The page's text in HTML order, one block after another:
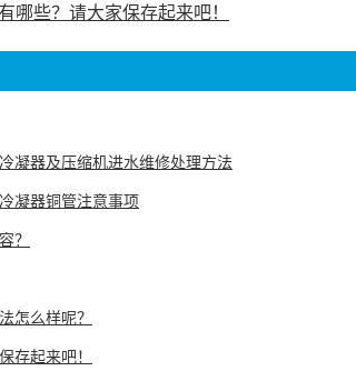
哪些？请大家保存起来吧！
凝器及压缩机进水维修处理方法
凝器铜管注意事项
？
怎么样呢？
存起来吧！